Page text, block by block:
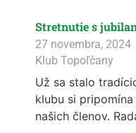
Stretnutie s
27 novembra, 2024
Klub Topoľčany
Už sa stalo
klubu si
našich členov.